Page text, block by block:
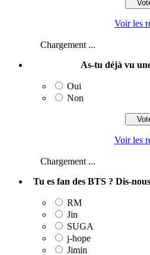
Voir les
Chargement ...
As-tu déjà vu
Oui
Non
Voir les
Chargement ...
Tu es fan des BTS ? Dis-
RM
Jin
SUGA
j‑hope
Jimin